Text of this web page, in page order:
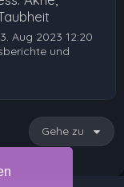
Aug 2023 12:20
und
Gehe zu